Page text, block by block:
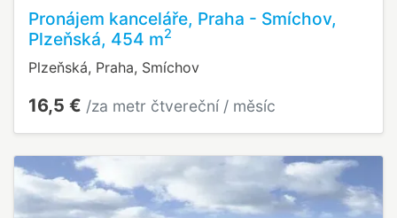
Pronájem kanceláře, Praha - Smíchov,
Plzeňská, 454 m2
Plzeňská, Praha, Smíchov
16,5 € /za metr čtvereční / měsíc